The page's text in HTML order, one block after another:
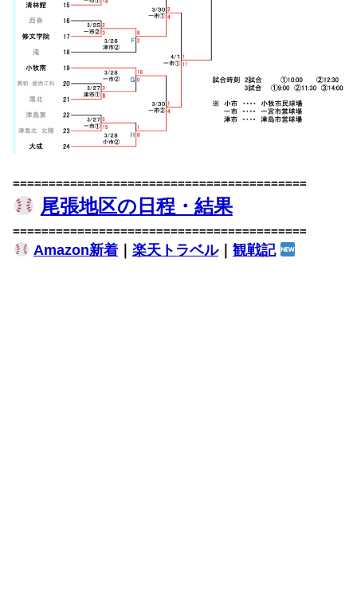
=========================================
尾張地区の日程・結果
=========================================
Amazon新着｜ 楽天トラベル｜ 観戦記